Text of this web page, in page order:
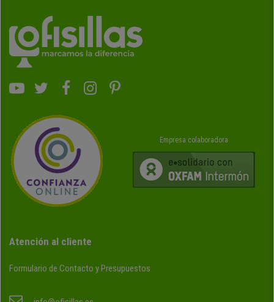
Empresa colaboradora
Atención al cliente
Formulario de Contacto y Presupuestos